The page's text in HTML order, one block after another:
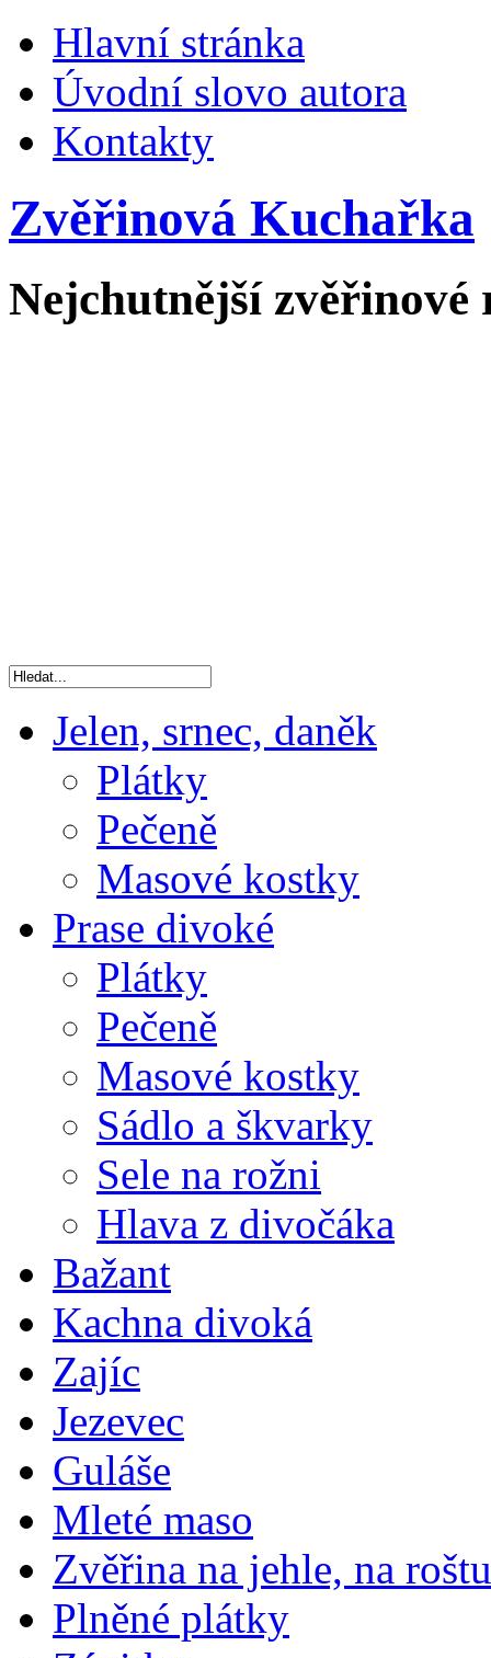
Hlavní stránka
Úvodní slovo autora
Kontakty
Zvěřinová Kuchařka
Nejchutnější zvěřinové
Jelen, srnec, daněk
Plátky
Pečeně
Masové kostky
Prase divoké
Plátky
Pečeně
Masové kostky
Sádlo a škvarky
Sele na rožni
Hlava z divočáka
Bažant
Kachna divoká
Zajíc
Jezevec
Guláše
Mleté maso
Zvěřina na jehle, na roštu
Plněné plátky